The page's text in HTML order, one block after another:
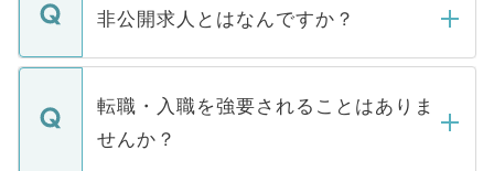
登録内容を確認し、その後メールもしくは
ます。通常、5営業日以内にはご連絡をせて
いただきますので、しばらくお待ちくださ
非公開求人とはなんですか？
マイナビDOCTORで取り扱っている求人の
うち約3割は、Webサイトからご覧いただ
けない「非公開求人」です。非公開求人は
下記の理由によって、一般には公開してい
転職・入職を強要されることはありま
せんか？